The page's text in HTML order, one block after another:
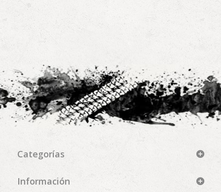
Categorías
Información